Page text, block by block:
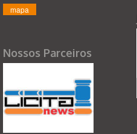
mapa
Nossos Parceiros